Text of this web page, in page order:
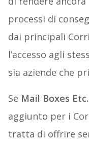
processi di
dai principali
l’accesso agli
sia aziende che
Se Mail Boxes Etc.
aggiunto per i
tratta di offrire